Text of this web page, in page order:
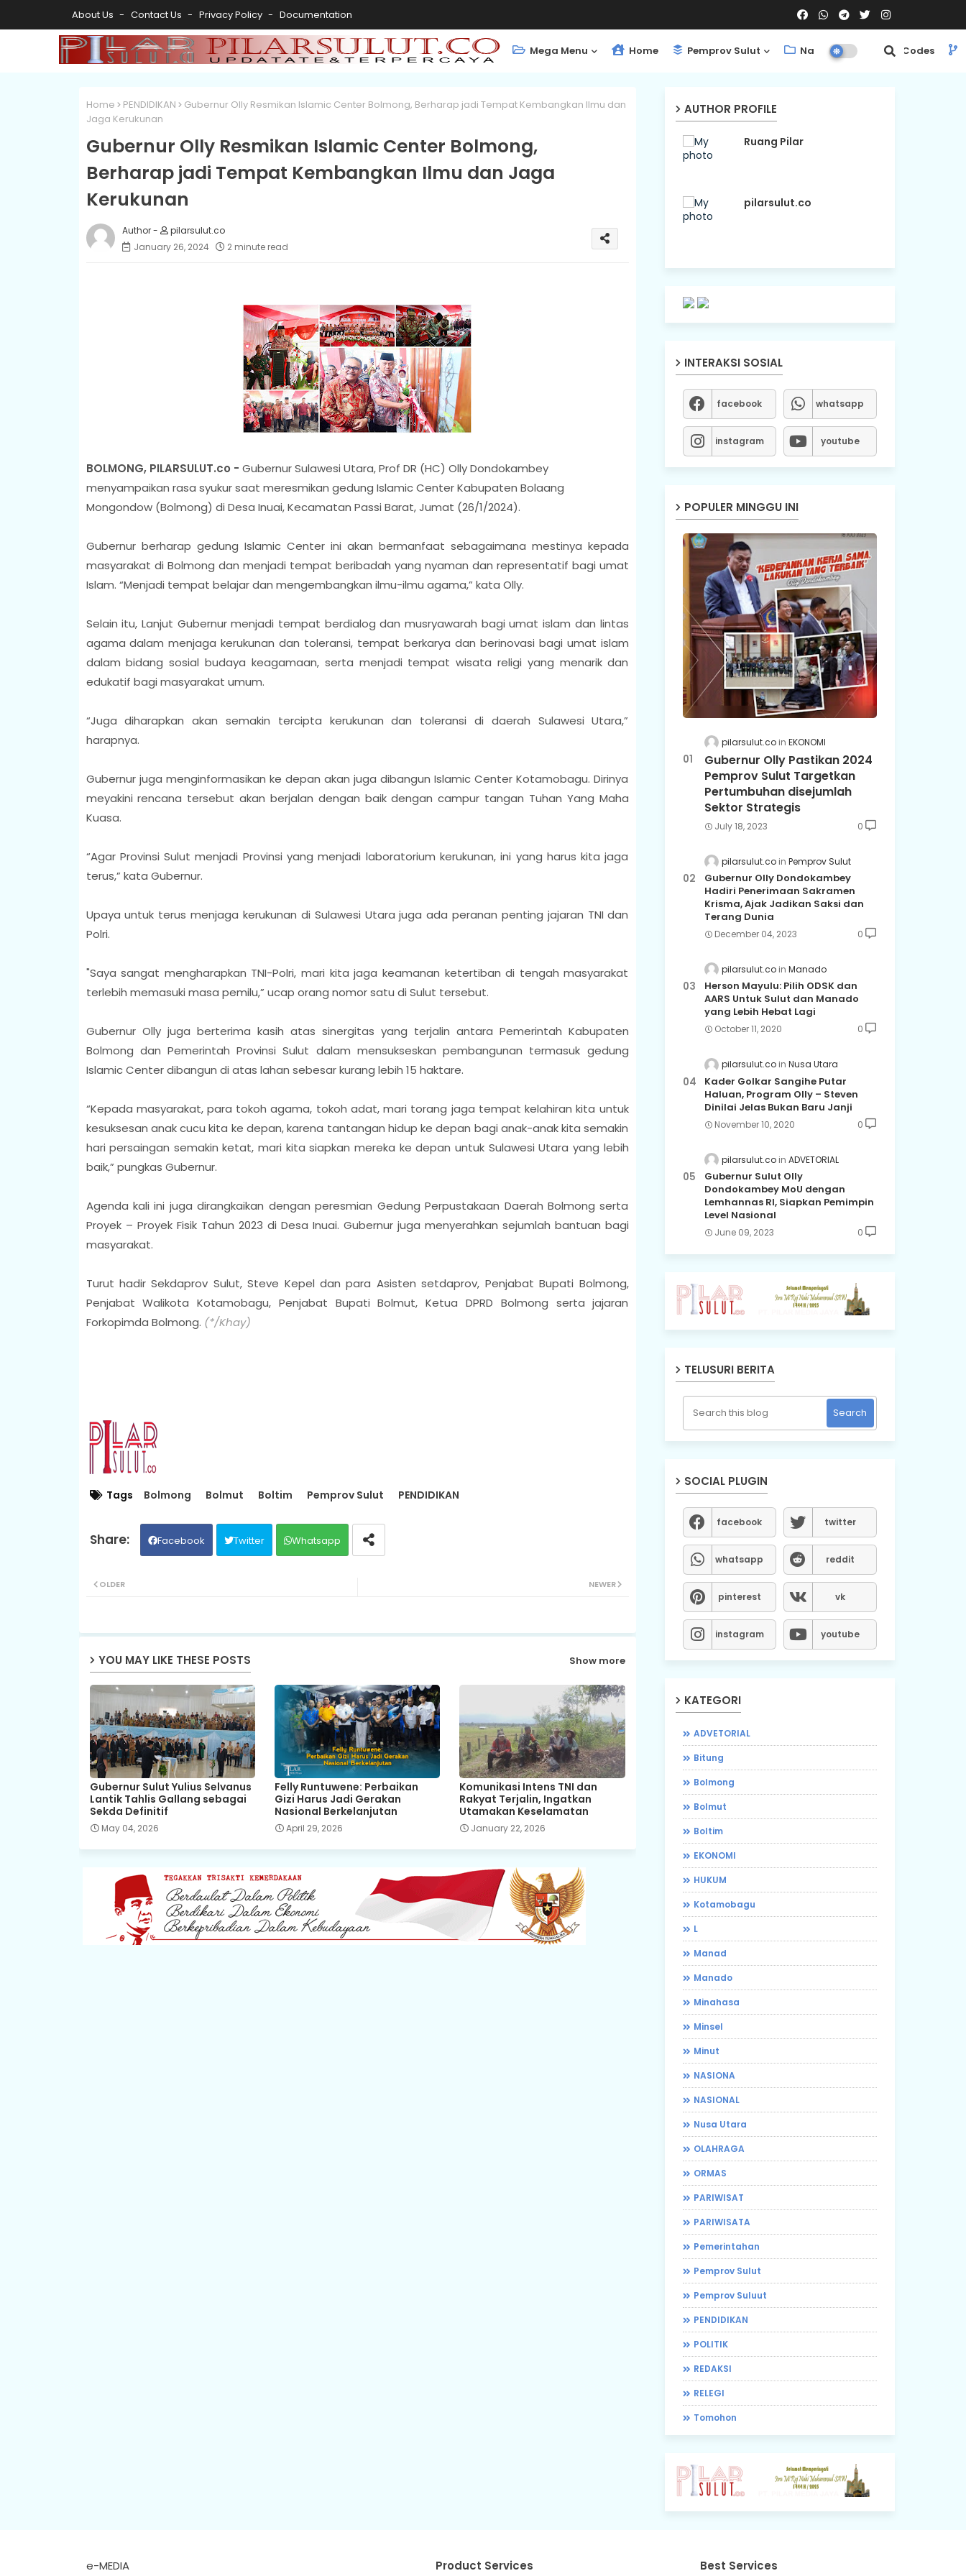
About Us Contact Us Privacy Policy Documentation
Mega Menu Home Pemprov Sulut Nasional ShortCodes
Home PENDIDIKAN
Gubernur Olly Resmikan Islamic Center Bolmong, Berharap jadi Tempat Kembangkan Ilmu dan
Jaga Kerukunan
Gubernur Olly Resmikan Islamic Center Bolmong,
Berharap jadi Tempat Kembangkan Ilmu dan Jaga
Kerukunan
pilarsulut.co
January 26, 2024
2 minute read
BOLMONG, PILARSULUT.co - Gubernur Sulawesi Utara, Prof DR (HC) Olly Dondokambey
menyampaikan rasa syukur saat meresmikan gedung Islamic Center Kabupaten Bolaang
Mongondow (Bolmong) di Desa Inuai, Kecamatan Passi Barat, Jumat (26/1/2024).
Gubernur berharap gedung Islamic Center ini akan bermanfaat sebagaimana mestinya kepada
masyarakat di Bolmong dan menjadi tempat beribadah yang nyaman dan representatif bagi umat
Islam. “Menjadi tempat belajar dan mengembangkan ilmu-ilmu agama,” kata Olly.
Selain itu, Lanjut Gubernur menjadi tempat berdialog dan musryawarah bagi umat islam dan lintas
agama dalam menjaga kerukunan dan toleransi, tempat berkarya dan berinovasi bagi umat islam
dalam bidang sosial budaya keagamaan, serta menjadi tempat wisata religi yang menarik dan
edukatif bagi masyarakat umum.
“Juga diharapkan akan semakin tercipta kerukunan dan toleransi di daerah Sulawesi Utara,”
harapnya.
Gubernur juga menginformasikan ke depan akan juga dibangun Islamic Center Kotamobagu. Dirinya
meyakini rencana tersebut akan berjalan dengan baik dengan campur tangan Tuhan Yang Maha
Kuasa.
“Agar Provinsi Sulut menjadi Provinsi yang menjadi laboratorium kerukunan, ini yang harus kita jaga
terus,” kata Gubernur.
Upaya untuk terus menjaga kerukunan di Sulawesi Utara juga ada peranan penting jajaran TNI dan
Polri.
"Saya sangat mengharapkan TNI-Polri, mari kita jaga keamanan ketertiban di tengah masyarakat
terlebih memasuki masa pemilu,” ucap orang nomor satu di Sulut tersebut.
Gubernur Olly juga berterima kasih atas sinergitas yang terjalin antara Pemerintah Kabupaten
Bolmong dan Pemerintah Provinsi Sulut dalam mensukseskan pembangunan termasuk gedung
Islamic Center dibangun di atas lahan sebesar kurang lebih 15 haktare.
“Kepada masyarakat, para tokoh agama, tokoh adat, mari torang jaga tempat kelahiran kita untuk
kesuksesan anak cucu kita ke depan, karena tantangan hidup ke depan bagi anak-anak kita semakin
hari persaingan semakin ketat, mari kita siapkan mereka ke depan untuk Sulawesi Utara yang lebih
baik,” pungkas Gubernur.
Agenda kali ini juga dirangkaikan dengan peresmian Gedung Perpustakaan Daerah Bolmong serta
Proyek – Proyek Fisik Tahun 2023 di Desa Inuai. Gubernur juga menyerahkan sejumlah bantuan bagi
masyarakat.
Turut hadir Sekdaprov Sulut, Steve Kepel dan para Asisten setdaprov, Penjabat Bupati Bolmong,
Penjabat Walikota Kotamobagu, Penjabat Bupati Bolmut, Ketua DPRD Bolmong serta jajaran
Forkopimda Bolmong. (*/Khay)
Tags Bolmong Bolmut Boltim Pemprov Sulut PENDIDIKAN
Facebook Twitter Whatsapp
NEWER
OLDER
YOU MAY LIKE THESE POSTS Show more
Gubernur Sulut Yulius Selvanus
Lantik Tahlis Gallang sebagai
Sekda Definitif
May 04, 2026
Felly Runtuwene: Perbaikan
Gizi Harus Jadi Gerakan
Nasional Berkelanjutan
April 29, 2026
Komunikasi Intens TNI dan
Rakyat Terjalin, Ingatkan
Utamakan Keselamatan
January 22, 2026
AUTHOR PROFILE
Ruang Pilar
pilarsulut.co
INTERAKSI SOSIAL
facebook whatsapp
instagram youtube
POPULER MINGGU INI
pilarsulut.co EKONOMI
Gubernur Olly Pastikan 2024
Pemprov Sulut Targetkan
Pertumbuhan disejumlah
Sektor Strategis
July 18, 2023 0
pilarsulut.co Pemprov Sulut
Gubernur Olly Dondokambey
Hadiri Penerimaan Sakramen
Krisma, Ajak Jadikan Saksi dan
Terang Dunia
December 04, 2023 0
pilarsulut.co Manado
Herson Mayulu: Pilih ODSK dan
AARS Untuk Sulut dan Manado
yang Lebih Hebat Lagi
October 11, 2020 0
pilarsulut.co Nusa Utara
Kader Golkar Sangihe Putar
Haluan, Program Olly – Steven
Dinilai Jelas Bukan Baru Janji
November 10, 2020 0
pilarsulut.co ADVETORIAL
Gubernur Sulut Olly
Dondokambey MoU dengan
Lemhannas RI, Siapkan Pemimpin
Level Nasional
June 09, 2023 0
TELUSURI BERITA
SOCIAL PLUGIN
facebook twitter
whatsapp reddit
pinterest vk
instagram youtube
KATEGORI
ADVETORIAL
Bitung
Bolmong
Bolmut
Boltim
EKONOMI
HUKUM
Kotamobagu
L
Manad
Manado
Minahasa
Minsel
Minut
NASIONA
NASIONAL
Nusa Utara
OLAHRAGA
ORMAS
PARIWISAT
PARIWISATA
Pemerintahan
Pemprov Sulut
Pemprov Suluut
PENDIDIKAN
POLITIK
REDAKSI
RELEGI
Tomohon
e-MEDIA Product Services Best Services